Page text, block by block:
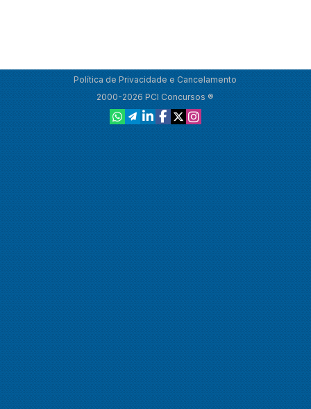
Política de Privacidade e Cancelamento
2000-2026 PCI Concursos ®